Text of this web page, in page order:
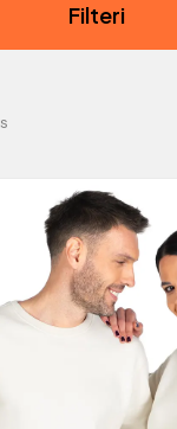
Filteri